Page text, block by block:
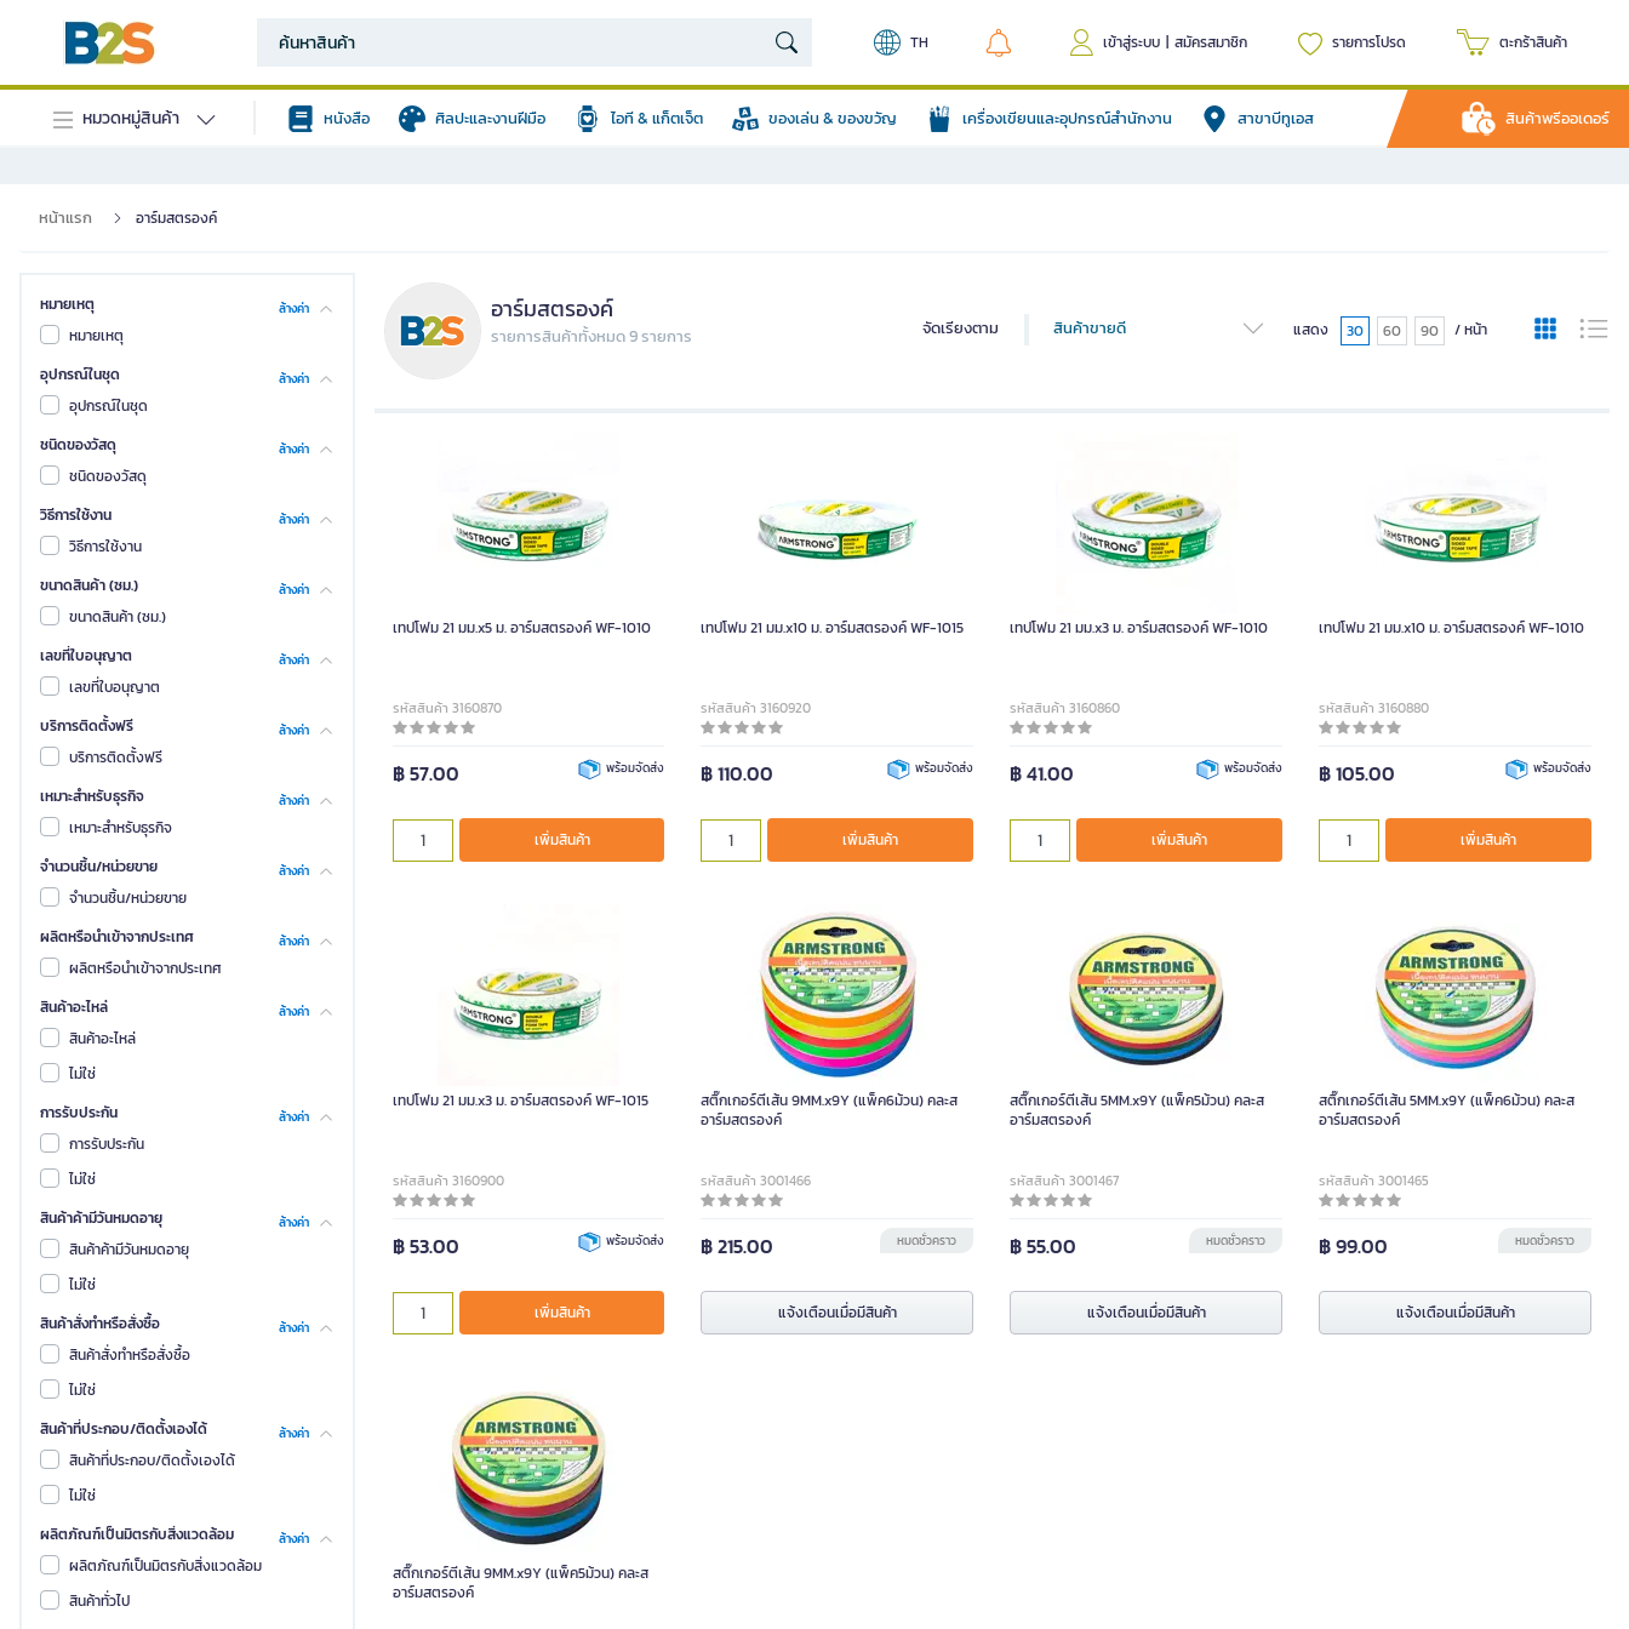
TH เข้าสู่ระบบ | สมัครสมาชิก รายการโปรด ตะกร้าสินค้า
หมวดหมู่สินค้า หนังสือ ศิลปะและงานฝีมือ ไอที & แก็ตเจ็ต ของเล่น & ของขวัญ เครื่องเขียนและอุปกรณ์สำนักงาน สาขาบีทูเอส สินค้าพรีออเดอร์
หน้าแรก อาร์มสตรองค์
หมายเหตุ ล้างค่า
หมายเหตุ
อุปกรณ์ในชุด
ล้างค่า
อุปกรณ์ในชุด
ชนิดของวัสดุ
ล้างค่า
ชนิดของวัสดุ
วิธีการใช้งาน
ล้างค่า
วิธีการใช้งาน
ขนาดสินค้า (ซม.)
ล้างค่า
ขนาดสินค้า (ซม.)
เลขที่ใบอนุญาต
ล้างค่า
เลขที่ใบอนุญาต
บริการติดตั้งฟรี
ล้างค่า
บริการติดตั้งฟรี
เหมาะสำหรับธุรกิจ
ล้างค่า
เหมาะสำหรับธุรกิจ
จำนวนชิ้น/หน่วยขาย
ล้างค่า
จำนวนชิ้น/หน่วยขาย
ผลิตหรือนำเข้าจากประเทศ
ล้างค่า
ผลิตหรือนำเข้าจากประเทศ
สินค้าอะไหล่
ล้างค่า
สินค้าอะไหล่
ไม่ใช่
การรับประกัน
ล้างค่า
การรับประกัน
ไม่ใช่
สินค้าค้ามีวันหมดอายุ
ล้างค่า
สินค้าค้ามีวันหมดอายุ
ไม่ใช่
สินค้าสั่งทำหรือสั่งซื้อ
ล้างค่า
สินค้าสั่งทำหรือสั่งซื้อ
ไม่ใช่
สินค้าที่ประกอบ/ติดตั้งเองได้
ล้างค่า
สินค้าที่ประกอบ/ติดตั้งเองได้
ไม่ใช่
ผลิตภัณฑ์เป็นมิตรกับสิ่งแวดล้อม
ล้างค่า
ผลิตภัณฑ์เป็นมิตรกับสิ่งแวดล้อม
สินค้าทั่วไป
อาร์มสตรองค์
รายการสินค้าทั้งหมด 9 รายการ จัดเรียงตาม สินค้าขายดี แสดง 30 60 90 / หน้า
เทปโฟม 21 มม.x5 ม. อาร์มสตรองค์ WF-1010
รหัสสินค้า 3160870
฿ 57.00 พร้อมจัดส่ง
เพิ่มสินค้า
เทปโฟม 21 มม.x10 ม. อาร์มสตรองค์ WF-1015
รหัสสินค้า 3160920
฿ 110.00 พร้อมจัดส่ง
เพิ่มสินค้า
เทปโฟม 21 มม.x3 ม. อาร์มสตรองค์ WF-1010
รหัสสินค้า 3160860
฿ 41.00 พร้อมจัดส่ง
เพิ่มสินค้า
เทปโฟม 21 มม.x10 ม. อาร์มสตรองค์ WF-1010
รหัสสินค้า 3160880
฿ 105.00 พร้อมจัดส่ง
เพิ่มสินค้า
เทปโฟม 21 มม.x3 ม. อาร์มสตรองค์ WF-1015
รหัสสินค้า 3160900
฿ 53.00 พร้อมจัดส่ง
เพิ่มสินค้า
สติ๊กเกอร์ตีเส้น 9MM.x9Y (แพ็ค6ม้วน) คละส
อาร์มสตรองค์
รหัสสินค้า 3001466
฿ 215.00 หมดชั่วคราว
แจ้งเตือนเมื่อมีสินค้า
สติ๊กเกอร์ตีเส้น 5MM.x9Y (แพ็ค5ม้วน) คละส
อาร์มสตรองค์
รหัสสินค้า 3001467
฿ 55.00 หมดชั่วคราว
แจ้งเตือนเมื่อมีสินค้า
สติ๊กเกอร์ตีเส้น 5MM.x9Y (แพ็ค6ม้วน) คละส
อาร์มสตรองค์
รหัสสินค้า 3001465
฿ 99.00 หมดชั่วคราว
แจ้งเตือนเมื่อมีสินค้า
สติ๊กเกอร์ตีเส้น 9MM.x9Y (แพ็ค5ม้วน) คละส
อาร์มสตรองค์